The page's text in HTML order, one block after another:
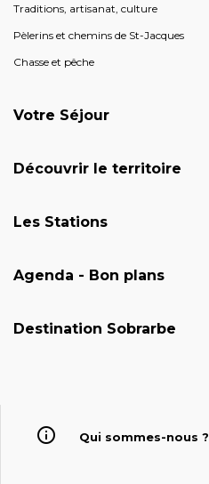
Traditions, artisanat, culture
Pèlerins et chemins de St-Jacques
Chasse et pêche
Votre Séjour
Découvrir le territoire
Les Stations
Agenda - Bon plans
Destination Sobrarbe
Qui sommes-nous ?